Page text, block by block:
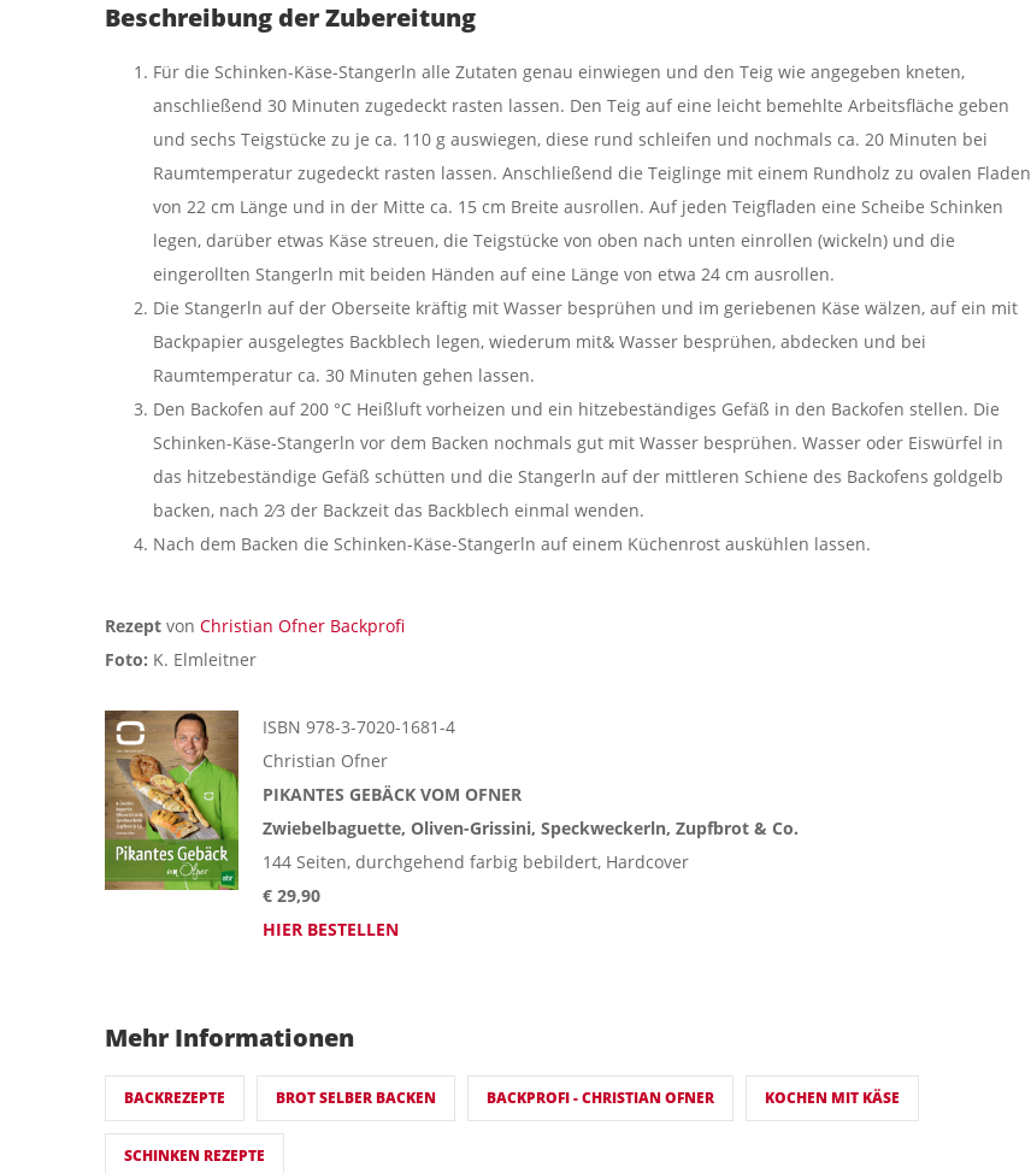
Beschreibung der Zubereitung
Für die Schinken-Käse-Stangerln alle Zutaten genau einwiegen und den Teig wie angegeben kneten,
anschließend 30 Minuten zugedeckt rasten lassen. Den Teig auf eine leicht bemehlte Arbeitsfläche geben
und sechs Teigstücke zu je ca. 110 g auswiegen, diese rund schleifen und nochmals ca. 20 Minuten bei
Raumtemperatur zugedeckt rasten lassen. Anschließend die Teiglinge mit einem Rundholz zu ovalen Fladen
von 22 cm Länge und in der Mitte ca. 15 cm Breite ausrollen. Auf jeden Teigfladen eine Scheibe Schinken
legen, darüber etwas Käse streuen, die Teigstücke von oben nach unten einrollen (wickeln) und die
eingerollten Stangerln mit beiden Händen auf eine Länge von etwa 24 cm ausrollen.
Die Stangerln auf der Oberseite kräftig mit Wasser besprühen und im geriebenen Käse wälzen, auf ein mit
Backpapier ausgelegtes Backblech legen, wiederum mit& Wasser besprühen, abdecken und bei
Raumtemperatur ca. 30 Minuten gehen lassen.
Den Backofen auf 200 °C Heißluft vorheizen und ein hitzebeständiges Gefäß in den Backofen stellen. Die
Schinken-Käse-Stangerln vor dem Backen nochmals gut mit Wasser besprühen. Wasser oder Eiswürfel in
das hitzebeständige Gefäß schütten und die Stangerln auf der mittleren Schiene des Backofens goldgelb
backen, nach 2⁄3 der Backzeit das Backblech einmal wenden.
Nach dem Backen die Schinken-Käse-Stangerln auf einem Küchenrost auskühlen lassen.
Rezept von Christian Ofner Backprofi
Foto: K. Elmleitner
ISBN 978-3-7020-1681-4
Christian Ofner
PIKANTES GEBÄCK VOM OFNER
Zwiebelbaguette, Oliven-Grissini, Speckweckerln, Zupfbrot & Co.
144 Seiten, durchgehend farbig bebildert, Hardcover
€ 29,90
HIER BESTELLEN
Mehr Informationen
BACKREZEPTE BROT SELBER BACKEN BACKPROFI - CHRISTIAN OFNER KOCHEN MIT KÄSE
SCHINKEN REZEPTE